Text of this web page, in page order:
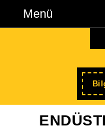
Menü